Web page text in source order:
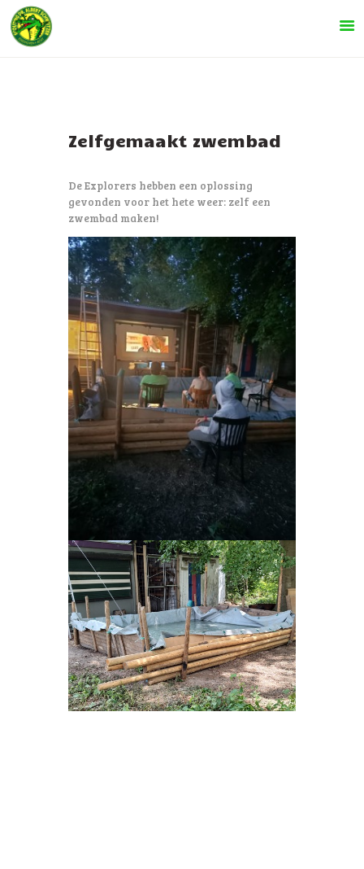
INFORMATIE
KOM KIJKEN!
LEIDING
AGENDA
NIEUWS
CONTACT
ONZE EVENEMENTEN
Zelfgemaakt zwembad
De Explorers hebben een oplossing
gevonden voor het hete weer: zelf een
zwembad maken!